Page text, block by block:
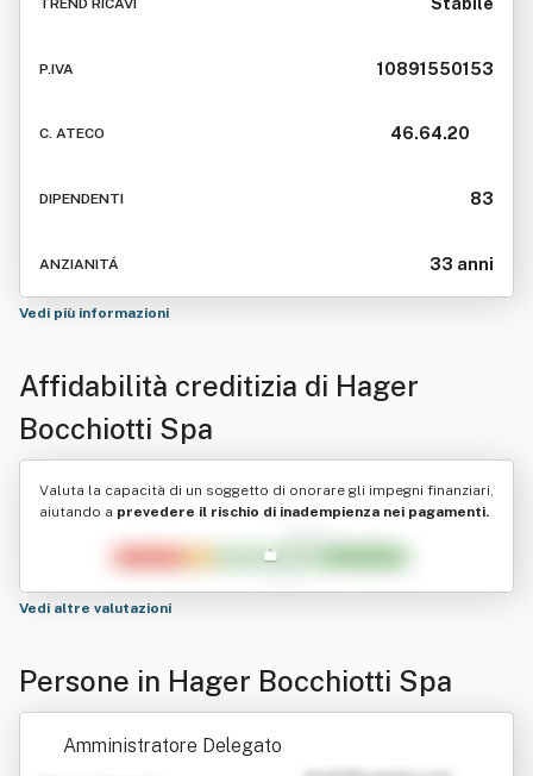
P.IVA 10891550153
C. ATECO 46.64.20
DIPENDENTI 83
ANZIANITÁ 33 anni
Vedi più informazioni
Affidabilità creditizia di Hager
Bocchiotti Spa
Valuta la capacità di un soggetto di onorare gli impegni finanziari,
aiutando a prevedere il rischio di inadempienza nei pagamenti.
Vedi altre valutazioni
Persone in Hager Bocchiotti Spa
Amministratore Delegato